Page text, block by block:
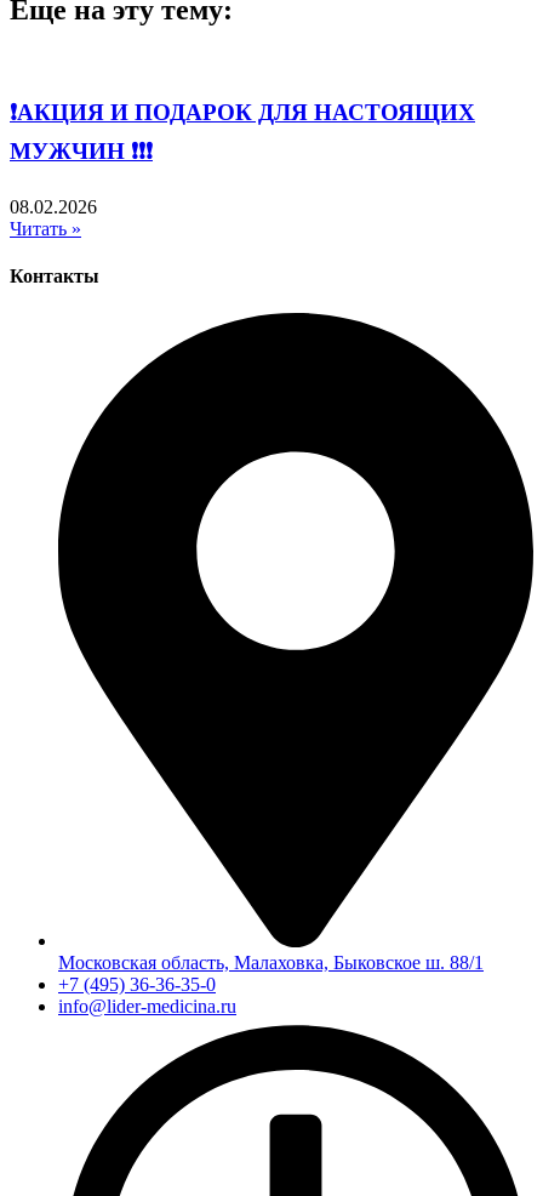
Еще на эту тему:
❗️АКЦИЯ И ПОДАРОК ДЛЯ НАСТОЯЩИХ
МУЖЧИН ❗️❗️❗️
08.02.2026
Читать »
Контакты
Московская область, Малаховка, Быковское ш. 88/1
+7 (495) 36-36-35-0
info@lider-medicina.ru